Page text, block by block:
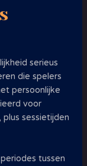
serieus
die spelers
persoonlijke
voor
sessietijden
tussen